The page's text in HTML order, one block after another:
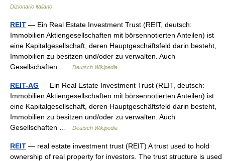
Dizionario italiano
REIT — Ein Real Estate Investment Trust (REIT, deutsch:
Immobilien Aktiengesellschaften mit börsennotierten Anteilen) ist
eine Kapitalgesellschaft, deren Hauptgeschäftsfeld darin besteht,
Immobilien zu besitzen und/oder zu verwalten. Auch
Gesellschaften …
Deutsch Wikipedia
REIT-AG — Ein Real Estate Investment Trust (REIT, deutsch:
Immobilien Aktiengesellschaften mit börsennotierten Anteilen) ist
eine Kapitalgesellschaft, deren Hauptgeschäftsfeld darin besteht,
Immobilien zu besitzen und/oder zu verwalten. Auch
Gesellschaften …
Deutsch Wikipedia
REIT — real estate investment trust (REIT) A trust used to hold
ownership of real property for investors. The trust structure is used